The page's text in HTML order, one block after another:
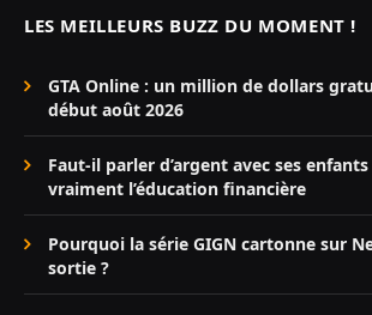
LES MEILLEURS BUZZ DU MOMENT !
GTA Online : un million de dollars
début août 2026
Faut-il parler d’argent avec ses
vraiment l’éducation financière
Pourquoi la série GIGN cartonne sur
sortie ?